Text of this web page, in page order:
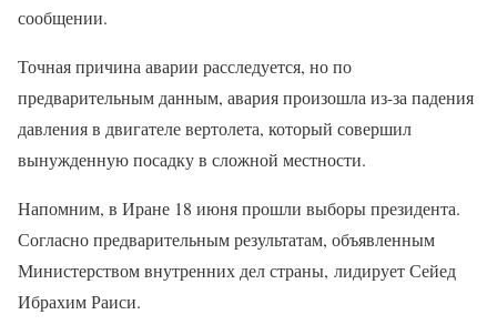
сообщении.
Точная причина аварии расследуется, но по
предварительным данным, авария произошла из-за падения
давления в двигателе вертолета, который совершил
вынужденную посадку в сложной местности.
Напомним, в Иране 18 июня прошли выборы президента.
Согласно предварительным результатам, объявленным
Министерством внутренних дел страны, лидирует Сейед
Ибрахим Раиси.